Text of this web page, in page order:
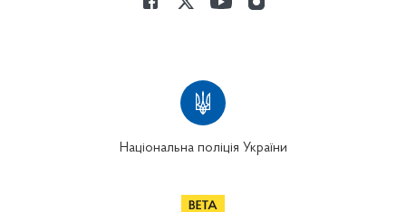
Національна поліція України